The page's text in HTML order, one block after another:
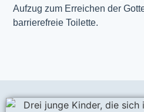
Aufzug zum Erreichen der
barrierefreie Toilette.